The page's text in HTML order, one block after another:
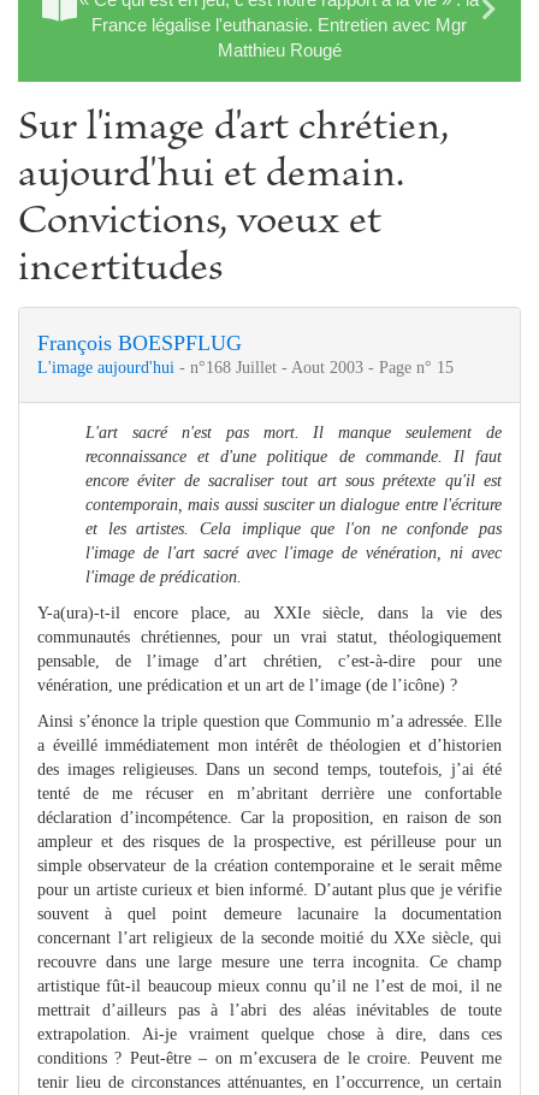
France légalise l'euthanasie. Entretien avec Mgr
Matthieu Rougé
Sur l'image d'art chrétien,
aujourd'hui et demain.
Convictions, voeux et
incertitudes
François BOESPFLUG
L'image aujourd'hui - n°168 Juillet - Aout 2003 - Page n° 15
L'art sacré n'est pas mort. Il manque seulement de
reconnaissance et d'une politique de commande. Il faut
encore éviter de sacraliser tout art sous prétexte qu'il est
contemporain, mais aussi susciter un dialogue entre l'écriture
et les artistes. Cela implique que l'on ne confonde pas
l'image de l'art sacré avec l'image de vénération, ni avec
l'image de prédication.
Y-a(ura)-t-il encore place, au XXIe siècle, dans la vie des
communautés chrétiennes, pour un vrai statut, théologiquement
pensable, de l’image d’art chrétien, c’est-à-dire pour une
vénération, une prédication et un art de l’image (de l’icône) ?
Ainsi s’énonce la triple question que Communio m’a adressée. Elle
a éveillé immédiatement mon intérêt de théologien et d’historien
des images religieuses. Dans un second temps, toutefois, j’ai été
tenté de me récuser en m’abritant derrière une confortable
déclaration d’incompétence. Car la proposition, en raison de son
ampleur et des risques de la prospective, est périlleuse pour un
simple observateur de la création contemporaine et le serait même
pour un artiste curieux et bien informé. D’autant plus que je vérifie
souvent à quel point demeure lacunaire la documentation
concernant l’art religieux de la seconde moitié du XXe siècle, qui
recouvre dans une large mesure une terra incognita. Ce champ
artistique fût-il beaucoup mieux connu qu’il ne l’est de moi, il ne
mettrait d’ailleurs pas à l’abri des aléas inévitables de toute
extrapolation. Ai-je vraiment quelque chose à dire, dans ces
conditions ? Peut-être – on m’excusera de le croire. Peuvent me
tenir lieu de circonstances atténuantes, en l’occurrence, un certain